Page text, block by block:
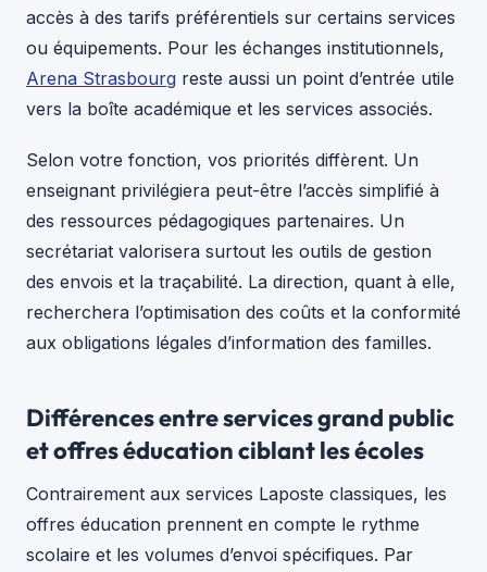
accès à des tarifs préférentiels sur certains services
ou équipements. Pour les échanges institutionnels,
Arena Strasbourg reste aussi un point d’entrée utile
vers la boîte académique et les services associés.
Selon votre fonction, vos priorités diffèrent. Un
enseignant privilégiera peut-être l’accès simplifié à
des ressources pédagogiques partenaires. Un
secrétariat valorisera surtout les outils de gestion
des envois et la traçabilité. La direction, quant à elle,
recherchera l’optimisation des coûts et la conformité
aux obligations légales d’information des familles.
Différences entre services grand public
et offres éducation ciblant les écoles
Contrairement aux services Laposte classiques, les
offres éducation prennent en compte le rythme
scolaire et les volumes d’envoi spécifiques. Par